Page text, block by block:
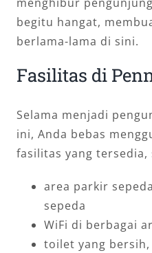
begitu hangat,
berlama-lama di sini.
Fasilitas di
Selama menjadi
ini, Anda bebas
fasilitas yang tersedia,
area parkir
sepeda
WiFi di berbagai
toilet yang